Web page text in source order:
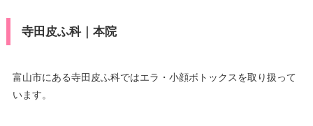
寺田皮ふ科｜本院
富山市にある寺田皮ふ科ではエラ・小顔ボトックスを取り扱って
います。